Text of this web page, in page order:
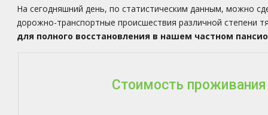
На сегодняшний день, по статистическим данным, можно
дорожно-транспортные происшествия различной степени
для полного восстановления в нашем частном
Стоимость проживания